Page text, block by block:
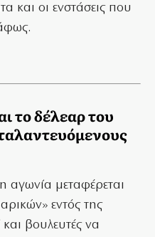
και οι ενστάσεις που
το δέλεαρ του
αγωνία μεταφέρεται
εντός της
βουλευτές να